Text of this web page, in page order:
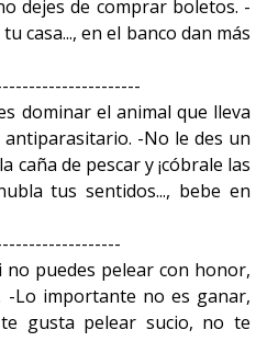
dejes de comprar boletos. -
casa..., en el banco dan más
dominar el animal que lleva
-No le des un
caña de pescar y ¡cóbrale las
tus sentidos..., bebe en
no puedes pelear con honor,
-Lo importante no es ganar,
gusta pelear sucio, no te